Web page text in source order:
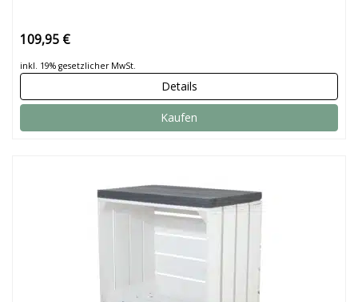
109,95 €
inkl. 19% gesetzlicher MwSt.
Details
Kaufen